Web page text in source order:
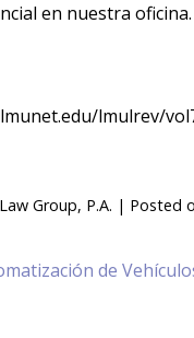
en nuestra oficina.
lmulrev/
Group, P.A. | Posted
de